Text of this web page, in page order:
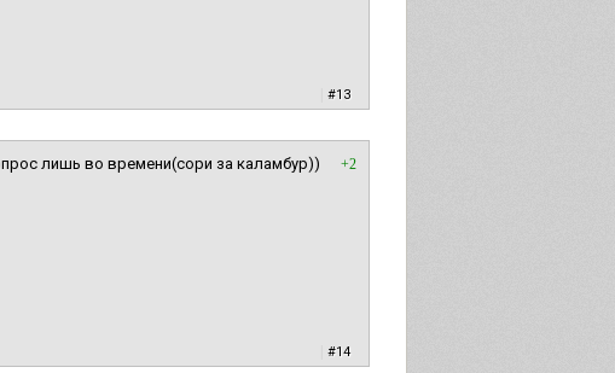
#13
+2
лишь во времени(сори за каламбур))
#14